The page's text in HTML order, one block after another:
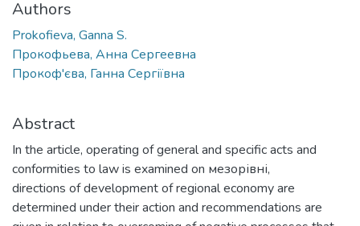
Authors
Prokofieva, Ganna S.
Прокофьева, Анна Сергеевна
Прокоф'єва, Ганна Сергіївна
Abstract
In the article, operating of general and specific acts and
conformities to law is examined on мезорівні,
directions of development of regional economy are
determined under their action and recommendations are